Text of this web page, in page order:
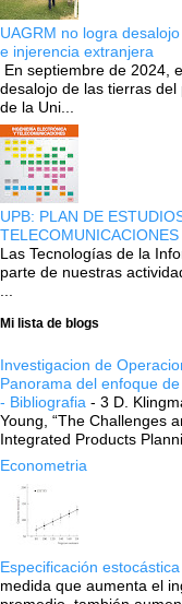
UAGRM no logra
e injerencia extranjera
En septiembre de 2024,
desalojo de las tierras
de la Uni...
UPB: PLAN DE
TELECOMUNICACIONES
Las Tecnologías de la
parte de nuestras
Mi lista de blogs
Investigacion de
Panorama del enfoque
- Bibliografia - 3 D.
Young, “The Challenges
Integrated Products
Econometria
Especificación
medida que aumenta el